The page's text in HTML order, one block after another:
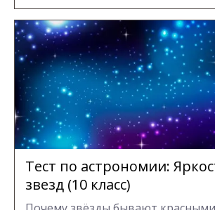
Тест по астрономии:
звезд (10 класс)